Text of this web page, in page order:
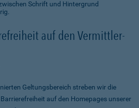
Schrift und Hintergrund
auf den Vermittler-
Geltungsbereich streben wir die
auf den Homepages unserer